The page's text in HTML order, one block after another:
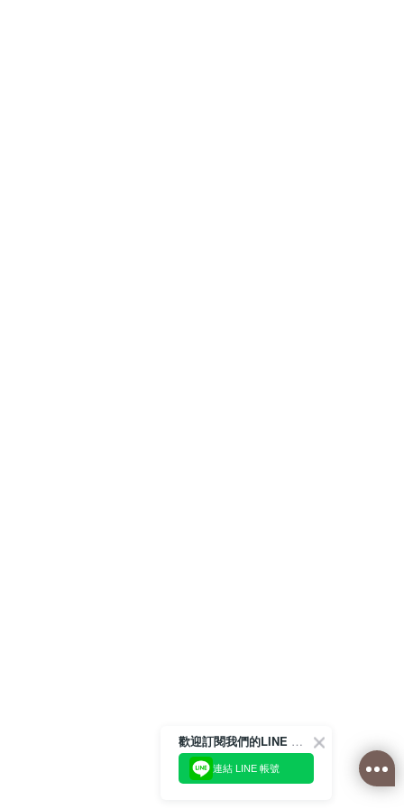
歡迎訂閱我們的LINE 官方帳號
連結 LINE 帳號